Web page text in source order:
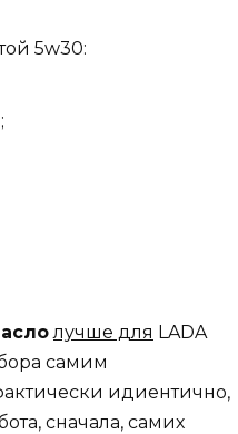
5w30:
лучше для LADA
самим
идиентично,
сначала, самих